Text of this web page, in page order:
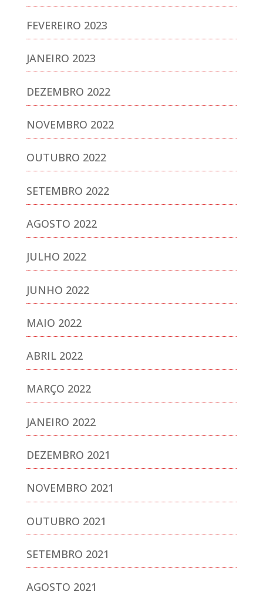
FEVEREIRO 2023
JANEIRO 2023
DEZEMBRO 2022
NOVEMBRO 2022
OUTUBRO 2022
SETEMBRO 2022
AGOSTO 2022
JULHO 2022
JUNHO 2022
MAIO 2022
ABRIL 2022
MARÇO 2022
JANEIRO 2022
DEZEMBRO 2021
NOVEMBRO 2021
OUTUBRO 2021
SETEMBRO 2021
AGOSTO 2021